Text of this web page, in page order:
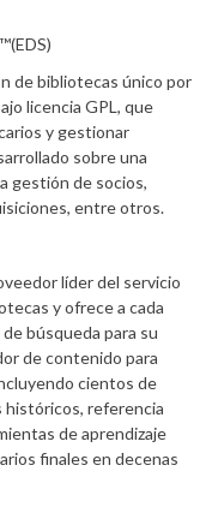
de bibliotecas único por
licencia GPL, que
y gestionar
sobre una
gestión de socios,
entre otros.
líder del servicio
y ofrece a cada
búsqueda para su
de contenido para
cientos de
históricos, referencia
de aprendizaje
finales en decenas